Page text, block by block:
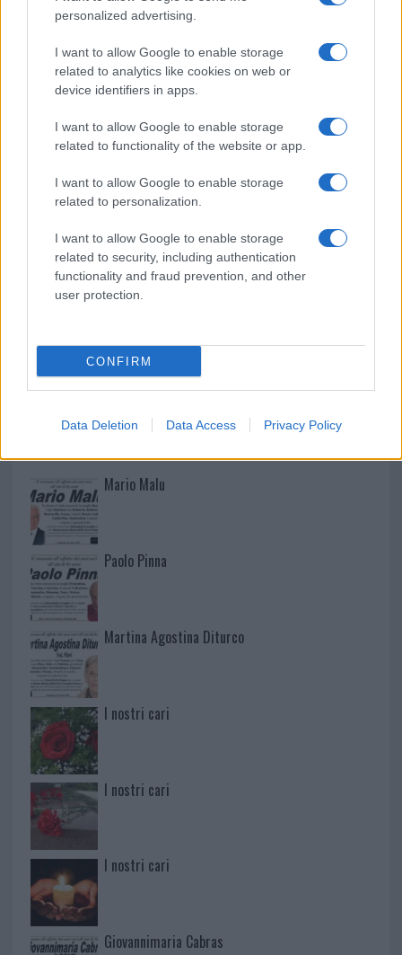
personalized advertising.
I want to allow Google to enable storage
related to analytics like cookies on web or
device identifiers in apps.
I want to allow Google to enable storage
related to functionality of the website or app.
I want to allow Google to enable storage
related to personalization.
I want to allow Google to enable storage
related to security, including authentication
functionality and fraud prevention, and other
user protection.
CONFIRM
Data Deletion Data Access Privacy Policy
Olbia, divieto di sosta contro spaccio e degrado:
esplode la protesta
Pausa caffè impeccabile: come scegliere la
soluzione ideale per la casa e l’ufficio
Monte Pino, la fine di un lungo dolore: storia e
rinascita della strada che segnò la Gallura
NECROLOGIE
Mario Malu
Paolo Pinna
Martina Agostina Diturco
I nostri cari
I nostri cari
I nostri cari
Giovannimaria Cabras